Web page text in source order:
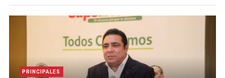
PRINCIPALES